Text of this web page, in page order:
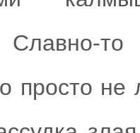
Славно-
просто не